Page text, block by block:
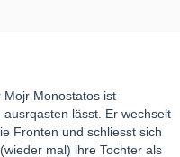
Mojr Monostatos ist
lässt. Er wechselt
Fronten und schliesst sich
mal) ihre Tochter als